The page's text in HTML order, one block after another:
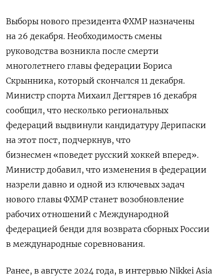
Выборы нового президента ФХМР назначены
на 26 декабря. Необходимость смены
руководства возникла после смерти
многолетнего главы федерации Бориса
Скрынника, который скончался 11 декабря.
Министр спорта Михаил Дегтярев 16 декабря
сообщил, что несколько региональных
федераций выдвинули кандидатуру Дерипаски
на этот пост, подчеркнув, что
бизнесмен «поведет русский хоккей вперед».
Министр добавил, что изменения в федерации
назрели давно и одной из ключевых задач
нового главы ФХМР станет возобновление
рабочих отношений с Международной
федерацией бенди для возврата сборных России
в международные соревнования.
Ранее, в августе 2024 года, в интервью Nikkei Asia